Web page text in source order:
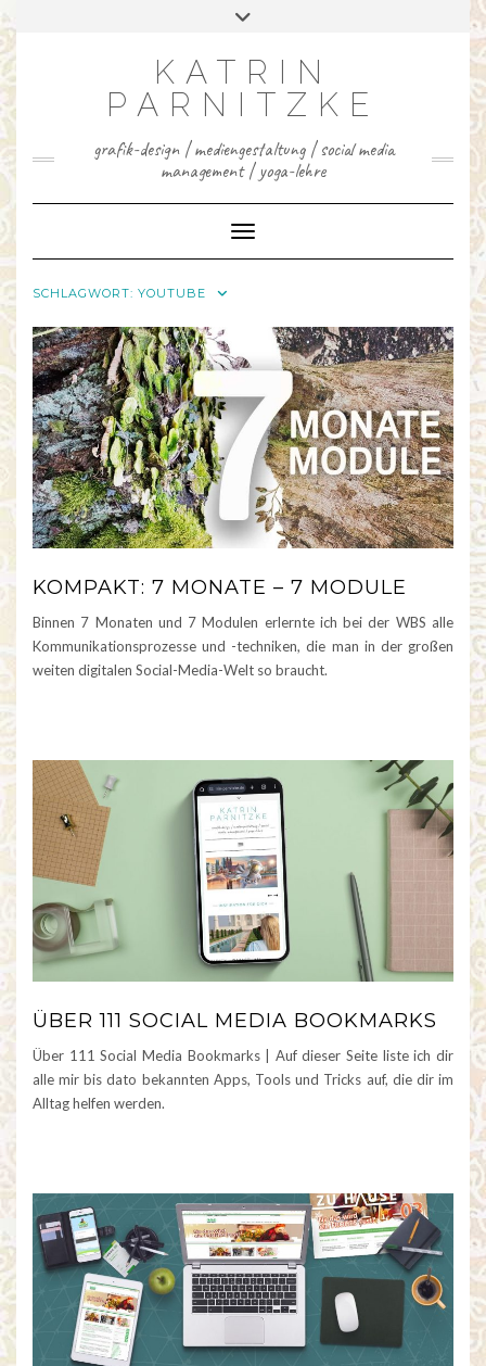
to
content
INSTAGRAM
FACEBOOK
LINKEDIN
KATRIN
PARNITZKE
grafik-design | mediengestaltung | social media
management | yoga-lehre
Toggle Navigation
SCHLAGWORT: YOUTUBE
KOMPAKT: 7 MONATE – 7 MODULE
Binnen 7 Monaten und 7 Modulen erlernte ich bei der WBS alle
Kommunikationsprozesse und -techniken, die man in der großen
weiten digitalen Social-Media-Welt so braucht.
ÜBER 111 SOCIAL MEDIA BOOKMARKS
Über 111 Social Media Bookmarks | Auf dieser Seite liste ich dir
alle mir bis dato bekannten Apps, Tools und Tricks auf, die dir im
Alltag helfen werden.